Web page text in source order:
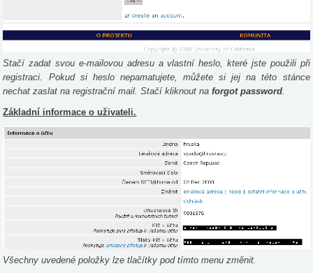
Stačí zadat svou e-mailovou adresu a vlastní heslo, které jste použili při
registraci. Pokud si heslo nepamatujete, můžete si jej na této stánce
nechat zaslat na registrační mail. Stačí kliknout naforgot password.
Základní informace o uživateli.
Všechny uvedené položky lze tlačítky pod tímto menu změnit.